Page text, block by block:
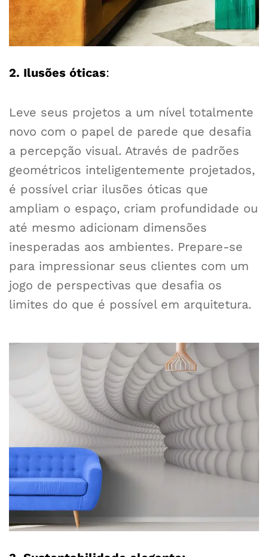
2. Ilusões óticas:
Leve seus projetos a um nível totalmente
novo com o papel de parede que desafia
a percepção visual. Através de padrões
geométricos inteligentemente projetados,
é possível criar ilusões óticas que
ampliam o espaço, criam profundidade ou
até mesmo adicionam dimensões
inesperadas aos ambientes. Prepare-se
para impressionar seus clientes com um
jogo de perspectivas que desafia os
limites do que é possível em arquitetura.